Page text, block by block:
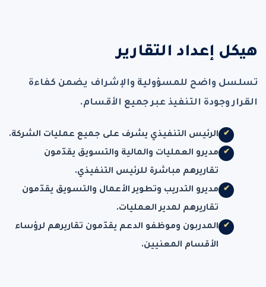
هيكل إعداد التقارير
تسلسل واضح للمسؤولية والإشراف يضمن كفاءة
القرار وجودة التنفيذ عبر جميع الأقسام.
الرئيس التنفيذي يشرف على جميع عمليات الشركة.
مديرو العمليات والمالية والتسويق يقدّمون
تقاريرهم مباشرة للرئيس التنفيذي.
مديرو التدريب وتطوير الأعمال والتسويق يقدّمون
تقاريرهم لمدير العمليات.
المدربون وموظفو الدعم يقدّمون تقاريرهم لرؤساء
الأقسام المعنيين.